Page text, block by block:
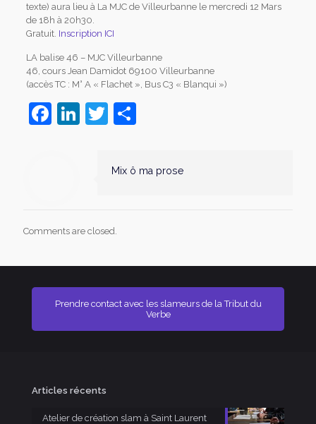
texte) aura lieu à La MJC de Villeurbanne le mercredi 12 Mars
de 18h à 20h30.
Gratuit. Inscription ICI
LA balise 46 – MJC Villeurbanne
46, cours Jean Damidot 69100 Villeurbanne
(accès TC : M° A « Flachet », Bus C3 « Blanqui »)
Facebook
LinkedIn
TwitterPartager
Mix ô ma prose
Comments are closed.
Prendre contact avec les slameurs de la Tribut du
Verbe
Articles récents
Atelier de création slam à Saint Laurent